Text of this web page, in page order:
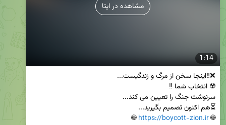
1:14
مشاهده در ایتا
🌐
https://boycott-zion.ir
🌐